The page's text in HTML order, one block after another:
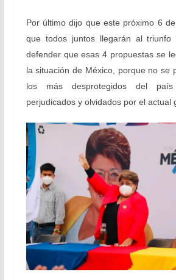
Por último dijo que este próximo 6
que todos juntos llegarán al
defender que esas 4 propuestas se
la situación de México, porque no se
los más desprotegidos del
perjudicados y olvidados por el actual